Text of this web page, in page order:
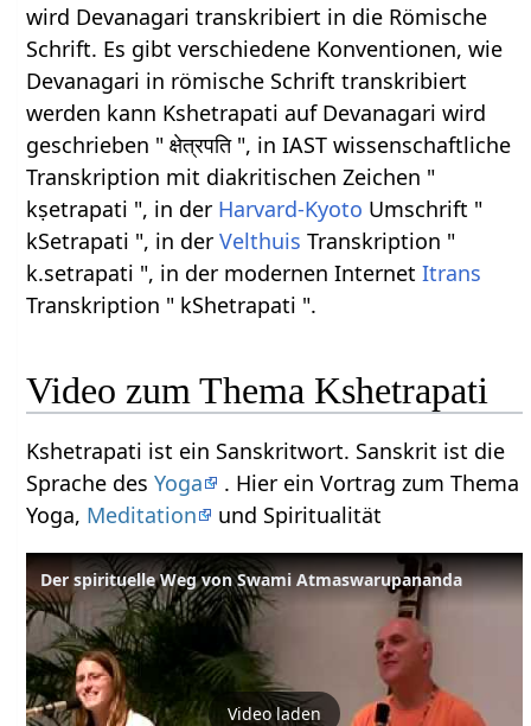
wird Devanagari transkribiert in die Römische
Schrift. Es gibt verschiedene Konventionen, wie
Devanagari in römische Schrift transkribiert
werden kann Kshetrapati auf Devanagari wird
geschrieben " क्षेत्रपति ", in IAST wissenschaftliche
Transkription mit diakritischen Zeichen "
kṣetrapati ", in der Harvard-Kyoto Umschrift "
kSetrapati ", in derVelthuis Transkription "
k.setrapati ", in der modernen InternetItrans
Transkription " kShetrapati ".
Video zum Thema Kshetrapati
Kshetrapati ist ein Sanskritwort. Sanskrit ist die
Sprache desYoga
. Hier ein Vortrag zum Thema
Yoga, Meditation und Spiritualität
Der spirituelle Weg von Swami Atmaswarupananda
Video laden